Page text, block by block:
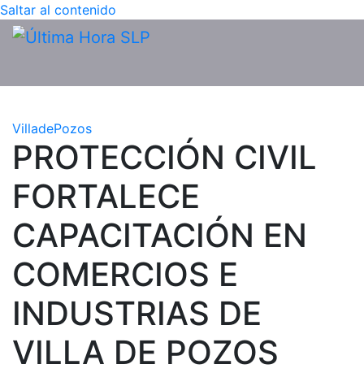
Saltar al contenido
VilladePozos
PROTECCIÓN CIVIL
FORTALECE
CAPACITACIÓN EN
COMERCIOS E
INDUSTRIAS DE
VILLA DE POZOS